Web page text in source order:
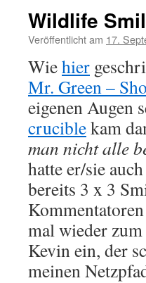
Wildlife
Veröffentlicht am 17.
Wiehier
Mr. Green –
eigenen Augen
cruciblekam
man nicht alle
hatte er/sie
bereits 3 x 3
mal wieder
Kevin ein, der
meinen